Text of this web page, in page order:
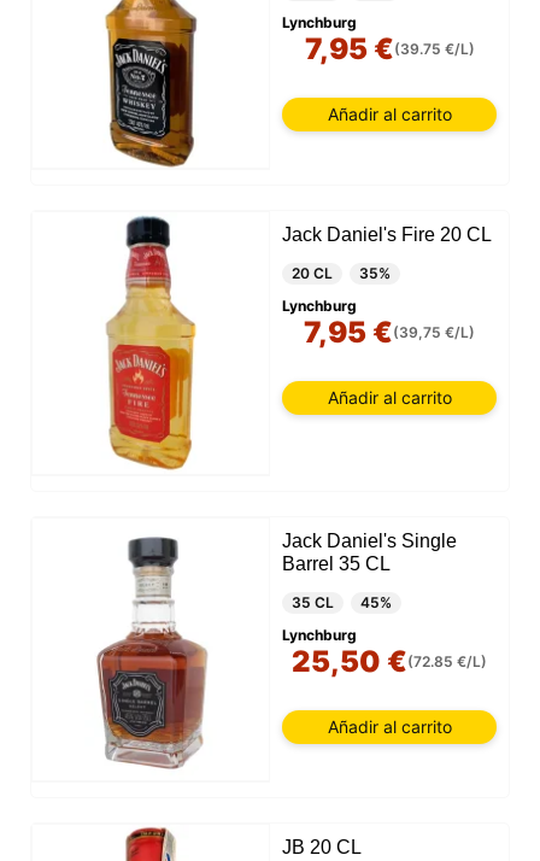
Lynchburg
7,95 €(39.75 €/L)
Añadir al carrito
Jack Daniel's Fire 20 CL
20 CL
35%
Lynchburg
7,95 €(39,75 €/L)
Añadir al carrito
Jack Daniel's Single
Barrel 35 CL
35 CL
45%
Lynchburg
25,50 €(72.85 €/L)
Añadir al carrito
JB 20 CL